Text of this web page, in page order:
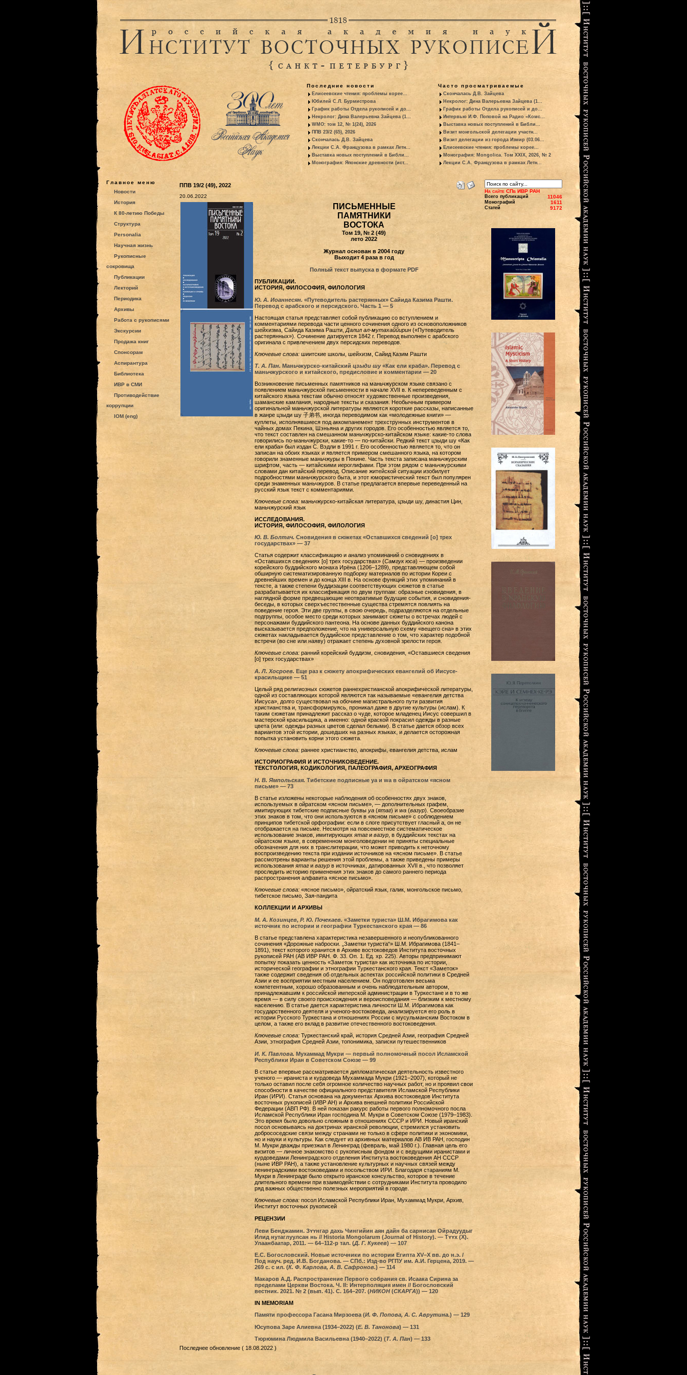
Последние новости
Елисеевские чтения: проблемы корее...
Юбилей С.Л. Бурмистрова
График работы Отдела рукописей и до...
Некролог: Дина Валерьевна Зайцева (1...
WMO: том 12, № 1(24), 2026
ППВ 23/2 (65), 2026
Скончалась Д.В. Зайцева
Лекции С.А. Французова в рамках Летн...
Выставка новых поступлений в Библи...
Монография: Японские древности (ист...
Часто просматриваемые
Скончалась Д.В. Зайцева
Некролог: Дина Валерьевна Зайцева (1...
График работы Отдела рукописей и до...
Интервью И.Ф. Поповой на Радио «Комс...
Выставка новых поступлений в Библи...
Визит монгольской делегации участн...
Визит делегации из города Измир (03.06...
Елисеевские чтения: проблемы корее...
Монография: Mongolica. Том XXIX, 2026, № 2
Лекции С.А. Французова в рамках Летн...
Главное меню
Новости
История
К 80-летию Победы
Структура
Personalia
Научная жизнь
Рукописные
сокровища
Публикации
Лекторий
Периодика
Архивы
Работа с рукописями
Экскурсии
Продажа книг
Спонсорам
Аспирантура
Библиотека
ИВР в СМИ
Противодействие
коррупции
IOM (eng)
ППВ 19/2 (49), 2022
20.06.2022
ПИСЬМЕННЫЕ
ПАМЯТНИКИ
ВОСТОКА
Том 19, № 2 (49)
лето 2022
Журнал основан в 2004 году
Выходит 4 раза в год
Полный текст выпуска в формате PDF
ПУБЛИКАЦИИ.
ИСТОРИЯ, ФИЛОСОФИЯ, ФИЛОЛОГИЯ
Ю. А. Иоаннесян. «Путеводитель растерянных» Сайида Казима Рашти.
Перевод с арабского и персидского. Часть 1 — 5
Настоящая статья представляет собой публикацию со вступлением и
комментариями перевода части ценного сочинения одного из основоположников
шейхизма, Сайида Казима Рашти, Далил ал-мутахаййирин(«Путеводитель
растерянных»). Сочинение датируется 1842 г. Перевод выполнен с арабского
оригинала с привлечением двух персидских переводов.
Ключевые слова: шиитские школы, шейхизм, Сайид Казим Рашти
Т. А. Пан. Маньчжурско-китайский цзыди шу«Как ели краба». Перевод с
маньчжурского и китайского, предисловие и комментарии — 20
Возникновение письменных памятников на маньчжурском языке связано с
появлением маньчжурской письменности в начале XVII в. К непереведенным с
китайского языка текстам обычно относят художественные произведения,
шаманские камлания, народные тексты и сказания. Необычным примером
оригинальной маньчжурской литературы являются короткие рассказы, написанные
в жанре цзыди шу 子弟书, иногда переводимом как «молодежные книги» —
куплеты, исполнявшиеся под аккомпанемент трехструнных инструментов в
чайных домах Пекина, Шэньяна и других городов. Его особенностью является то,
что текст составлен на смешанном маньчжурско-китайском языке: какие-то слова
говорились по-маньчжурски, какие-то — по-китайски. Редкий текст цзыди шу «Как
ели краба» был издан С. Вэдли в 1991 г. Его особенностью является то, что он
записан на обоих языках и является примером смешанного языка, на котором
говорили знаменные маньчжуры в Пекине. Часть текста записана маньчжурским
шрифтом, часть — китайскими иероглифами. При этом рядом с маньчжурскими
словами дан китайский перевод. Описание житейской ситуации изобилует
подробностями маньчжурского быта, и этот юмористический текст был популярен
среди знаменных маньчжуров. В статье предлагается впервые переведенный на
русский язык текст с комментариями.
Ключевые слова: маньчжурско-китайская литература, цзыди шу, династия Цин,
маньчжурский язык
ИССЛЕДОВАНИЯ.
ИСТОРИЯ, ФИЛОСОФИЯ, ФИЛОЛОГИЯ
Ю. В. Болтач. Сновидения в сюжетах «Оставшихся сведений [о] трех
государствах» — 37
Статья содержит классификацию и анализ упоминаний о сновидениях в
«Оставшихся сведениях [о] трех государствах» (Самгук юса) — произведении
корейского буддийского монаха Ирёна (1206–1289), представляющем собой
обширную систематизированную подборку материалов по истории Кореи с
древнейших времен и до конца XIII в. На основе функций этих упоминаний в
тексте, а также степени буддизации соответствующих сюжетов в статье
разрабатывается их классификация по двум группам: образные сновидения, в
наглядной форме предвещающие неотвратимые будущие события, и сновидения-
беседы, в которых сверхъестественные существа стремятся повлиять на
поведение героя. Эти две группы, в свою очередь, подразделяются на отдельные
подгруппы, особое место среди которых занимают сюжеты о встречах людей с
персонажами буддийского пантеона. На основе данных буддийского канона
высказывается предположение, что на универсальную схему «вещего сна» в этих
сюжетах накладывается буддийское представление о том, что характер подобной
встречи (во сне или наяву) отражает степень духовной зрелости героя.
Ключевые слова: ранний корейский буддизм, сновидения, «Оставшиеся сведения
[о] трех государствах»
А. Л. Хосроев. Еще раз к сюжету апокрифических евангелий об Иисусе-
красильщике — 51
Целый ряд религиозных сюжетов раннехристианской апокрифической литературы,
одной из составляющих которой являются так называемые «евангелия детства
Иисуса», долго существовал на обочине магистрального пути развития
христианства и, трансформируясь, проникал даже в другие культуры (ислам). К
таким сюжетам принадлежит рассказ о чуде, которое младенец Иисус совершил в
мастерской красильщика, а именно: одной краской покрасил одежды в разные
цвета (или: одежды разных цветов сделал белыми). В статье дается обзор всех
вариантов этой истории, дошедших на разных языках, и делается осторожная
попытка установить корни этого сюжета.
Ключевые слова: раннее христианство, апокрифы, евангелия детства, ислам
ИСТОРИОГРАФИЯ И ИСТОЧНИКОВЕДЕНИЕ.
ТЕКСТОЛОГИЯ, КОДИКОЛОГИЯ, ПАЛЕОГРАФИЯ, АРХЕОГРАФИЯ
Н. В. Ямпольская. Тибетские подписные ya и wa в ойратском «ясном
письме» — 73
В статье изложены некоторые наблюдения об особенностях двух знаков,
используемых в ойратском «ясном письме», — дополнительных графем,
имитирующих тибетские подписные буквы ya(ятаг) и wa(вазур). Своеобразие
этих знаков в том, что они используются в «ясном письме» с соблюдением
принципов тибетской орфографии: если в слоге присутствует гласный a, он не
отображается на письме. Несмотря на повсеместное систематическое
использование знаков, имитирующих ятаги вазур, в буддийских текстах на
ойратском языке, в современном монголоведении не приняты специальные
обозначения для них в транслитерации, что может приводить к неточному
воспроизведению текста при издании источников на «ясном письме». В статье
рассмотрены варианты решения этой проблемы, а также приведены примеры
использования ятаги вазурв источниках, датированных XVII в., что позволяет
проследить историю применения этих знаков до самого раннего периода
распространения алфавита «ясное письмо».
Ключевые слова: «ясное письмо», ойратский язык, галик, монгольское письмо,
тибетское письмо, Зая-пандита
КОЛЛЕКЦИИ И АРХИВЫ
М. А. Козинцев, Р. Ю. Почекаев. «Заметки туриста» Ш.М. Ибрагимова как
источник по истории и географии Туркестанского края — 86
В статье представлена характеристика незавершенного и неопубликованного
сочинения «Дорожные наброски. „Заметки туриста“» Ш.М. Ибрагимова (1841–
1891), текст которого хранится в Архиве востоковедов Института восточных
рукописей РАН (АВ ИВР РАН. Ф. 33. Оп. 1. Ед. хр. 225). Авторы предпринимают
попытку показать ценность «Заметок туриста» как источника по истории,
исторической географии и этнографии Туркестанского края. Текст «Заметок»
также содержит сведения об отдельных аспектах российской политики в Средней
Азии и ее восприятии местным населением. Он подготовлен весьма
компетентным, хорошо образованным и очень наблюдательным автором,
принадлежавшим к российской имперской администрации в Туркестане и в то же
время — в силу своего происхождения и вероисповедания — близким к местному
населению. В статье дается характеристика личности Ш.М. Ибрагимова как
государственного деятеля и ученого-востоковеда, анализируется его роль в
истории Русского Туркестана и отношениях России с мусульманским Востоком в
целом, а также его вклад в развитие отечественного востоковедения.
Ключевые слова: Туркестанский край, история Средней Азии, география Средней
Азии, этнография Средней Азии, топонимика, записки путешественников
И. К. Павлова. Мухаммад Мукри — первый полномочный посол Исламской
Республики Иран в Советском Союзе — 99
В статье впервые рассматривается дипломатическая деятельность известного
ученого — ираниста и курдоведа Мухаммада Мукри (1921–2007), который не
только оставил после себя огромное количество научных работ, но и проявил свои
способности в качестве официального представителя Исламской Республики
Иран (ИРИ). Статья основана на документах Архива востоковедов Института
восточных рукописей (ИВР АН) и Архива внешней политики Российской
Федерации (АВП РФ). В ней показан ракурс работы первого полномочного посла
Исламской Республики Иран господина М. Мукри в Советском Союзе (1979–1983).
Это время было довольно сложным в отношениях СССР и ИРИ. Новый иранский
посол основываясь на доктринах иранской революции, стремился установить
добрососедские связи между странами не только в сфере политики и экономики,
но и науки и культуры. Как следует из архивных материалов АВ ИВ РАН, господин
М. Мукри дважды приезжал в Ленинград (февраль, май 1980 г.). Главная цель его
визитов — личное знакомство с рукописным фондом и с ведущими иранистами и
курдоведами Ленинградского отделения Института востоковедения АН СССР
(ныне ИВР РАН), а также установление культурных и научных связей между
ленинградскими востоковедами и посольством ИРИ. Благодаря стараниям М.
Мукри в Ленинграде было открыто иранское консульство, которое в течение
длительного времени при взаимодействии с сотрудниками Института проводило
ряд важных общественно полезных мероприятий в городе.
Ключевые слова: посол Исламской Республики Иран, Мухаммад Мукри, Архив,
Институт восточных рукописей
РЕЦЕНЗИИ
Леви Бенджамин. Зʏʏнгар дахь Чингийин аян дайн ба сарнисан Ойрадуудыг
Илид нутаглуулсан нь // Historia Mongolarum (Journal of History). — Тʏʏх (Х).
Улаанбаатар, 2011. — 64–112-р тал. (Д. Г. Кукеев) — 107
Е.С. Богословский. Новые источники по истории Египта XV–X вв. до н.э. /
Под науч. ред. И.В. Богданова. — СПб.: Изд-во РГПУ им. А.И. Герцена, 2019. —
269 с. с ил. (К. Ф. Карлова, А. В. Сафронов.) — 114
Макаров А.Д. Распространение Первого собрания св. Исаака Сирина за
пределами Церкви Востока. Ч. II: Интерполяция имен // Богословский
вестник. 2021. № 2 (вып. 41). С. 164–207. (НИКОН (СКАРГА)) — 120
IN MEMORIAM
Памяти профессора Гасана Мирзоева (И. Ф. Попова, А. С. Аврутина.) — 129
Юсупова Заре Алиевна (1934–2022) (Е. В. Танонова) — 131
Тюрюмина Людмила Васильевна (1940–2022) (Т. А. Пан) — 133
Последнее обновление ( 18.08.2022 )
На сайте СПб ИВР РАН
Всего публикаций 11046
Монографий 1611
Статей 9172